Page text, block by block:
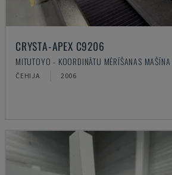
CRYSTA-APEX C9206
MITUTOYO - KOORDINĀTU MĒRĪŠANAS
ČEHIJA 2006